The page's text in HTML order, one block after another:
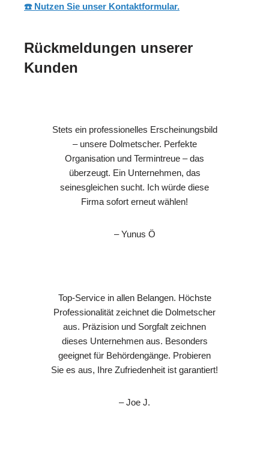
☎️ Nutzen Sie unser Kontaktformular.
Rückmeldungen unserer
Kunden
Stets ein professionelles Erscheinungsbild
– unsere Dolmetscher. Perfekte
Organisation und Termintreue – das
überzeugt. Ein Unternehmen, das
seinesgleichen sucht. Ich würde diese
Firma sofort erneut wählen!
– Yunus Ö
Top-Service in allen Belangen. Höchste
Professionalität zeichnet die Dolmetscher
aus. Präzision und Sorgfalt zeichnen
dieses Unternehmen aus. Besonders
geeignet für Behördengänge. Probieren
Sie es aus, Ihre Zufriedenheit ist garantiert!
– Joe J.